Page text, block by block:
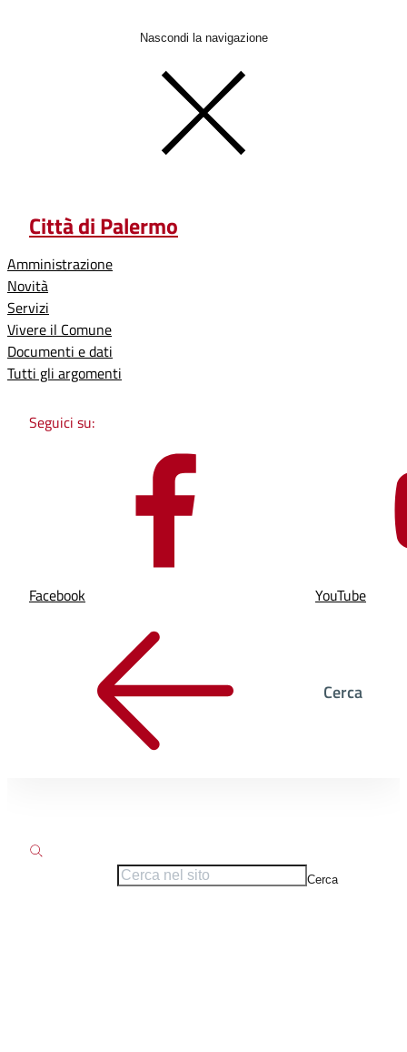
Nascondi la navigazione
Città di Palermo
Amministrazione
Novità
Servizi
Vivere il Comune
Documenti e dati
Tutti gli argomenti
Seguici su:
Facebook YouTube
Cerca
Cerca